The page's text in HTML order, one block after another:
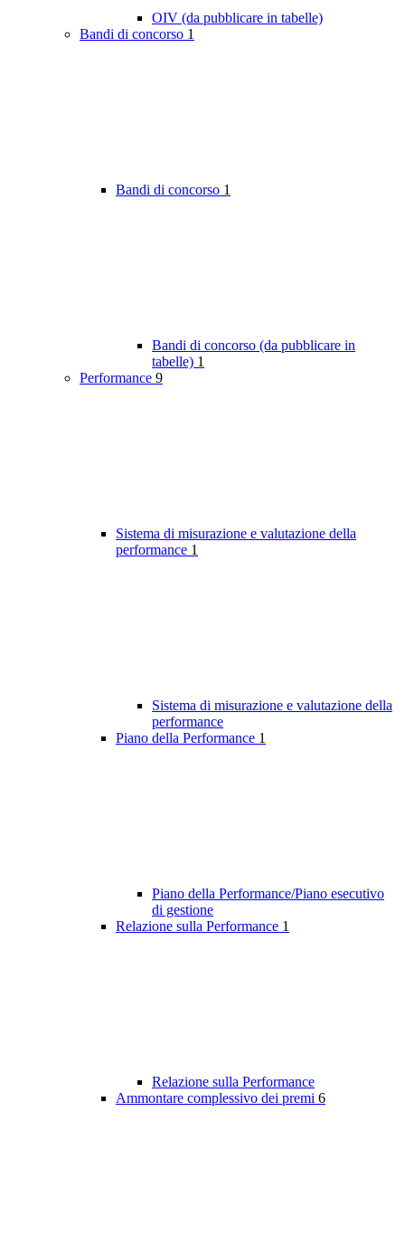
OIV (da pubblicare in tabelle)
Bandi di concorso 1
Bandi di concorso 1
Bandi di concorso (da pubblicare in
tabelle) 1
Performance 9
Sistema di misurazione e valutazione della
performance 1
Sistema di misurazione e valutazione della
performance
Piano della Performance 1
Piano della Performance/Piano esecutivo
di gestione
Relazione sulla Performance 1
Relazione sulla Performance
Ammontare complessivo dei premi 6